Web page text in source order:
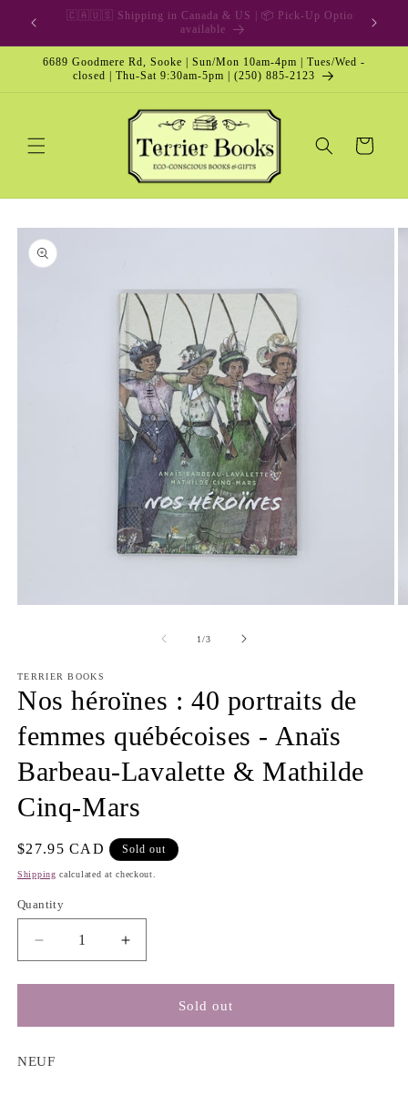
Skip to
content
🎁 Gift Card & Special Edition
6689 Goodmere Rd, Sooke | Sun/Mon 10am-4pm | Tues/Wed -
closed | Thu-Sat 9:30am-5pm | (250) 885-2123
Cart
Skip to
product
information
1/of
3
TERRIER BOOKS
Nos héroïnes : 40 portraits de
femmes québécoises - Anaïs
Barbeau-Lavalette & Mathilde
Cinq-Mars
Regular
price
$27.95 CAD Sold out
Shipping calculated at checkout.
Quantity
Decrease
quantity
for
héroïnes
40
Increase
quantity
for
héroïnes
Sold out
NEUF